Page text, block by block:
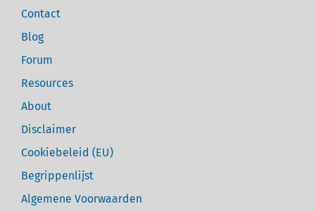
Contact
Blog
Forum
Resources
About
Disclaimer
Cookiebeleid (EU)
Begrippenlijst
Algemene Voorwaarden